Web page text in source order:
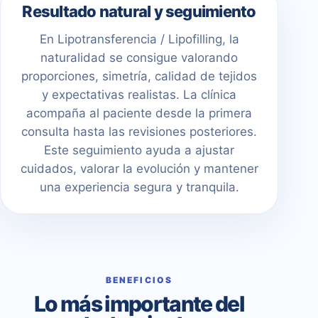
Resultado natural y seguimiento
En Lipotransferencia / Lipofilling, la
naturalidad se consigue valorando
proporciones, simetría, calidad de tejidos
y expectativas realistas. La clínica
acompaña al paciente desde la primera
consulta hasta las revisiones posteriores.
Este seguimiento ayuda a ajustar
cuidados, valorar la evolución y mantener
una experiencia segura y tranquila.
BENEFICIOS
Lo más importante del